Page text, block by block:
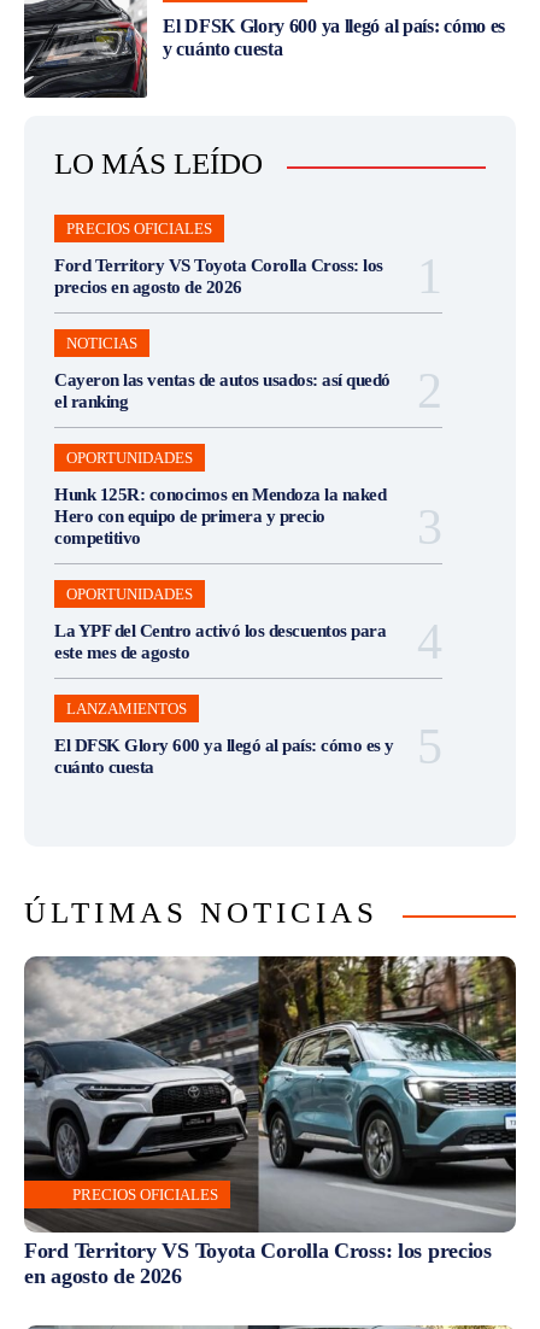
El DFSK Glory 600 ya llegó al país: cómo es
y cuánto cuesta
LO MÁS LEÍDO
PRECIOS OFICIALES
Ford Territory VS Toyota Corolla Cross: los
precios en agosto de 2026
NOTICIAS
Cayeron las ventas de autos usados: así quedó
el ranking
OPORTUNIDADES
Hunk 125R: conocimos en Mendoza la naked
Hero con equipo de primera y precio
competitivo
OPORTUNIDADES
La YPF del Centro activó los descuentos para
este mes de agosto
LANZAMIENTOS
El DFSK Glory 600 ya llegó al país: cómo es y
cuánto cuesta
ÚLTIMAS NOTICIAS
PRECIOS OFICIALES
Ford Territory VS Toyota Corolla Cross: los precios
en agosto de 2026